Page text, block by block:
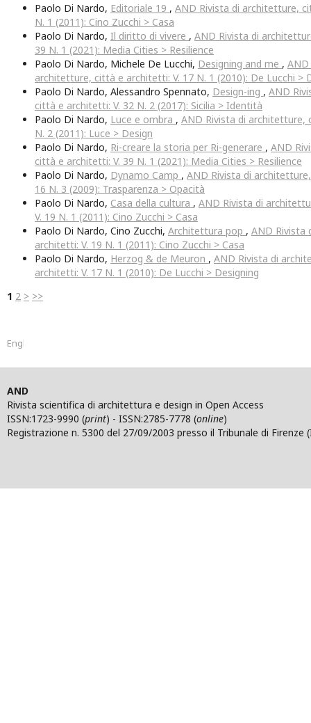
Paolo Di Nardo, Editoriale 19 , AND Rivista di architetture,
N. 1 (2011): Cino Zucchi > Casa
Paolo Di Nardo, Il diritto di vivere , AND Rivista di
39 N. 1 (2021): Media Cities > Resilience
Paolo Di Nardo, Michele De Lucchi, Designing and me ,
architetture, città e architetti: V. 17 N. 1 (2010): De Lucchi >
Paolo Di Nardo, Alessandro Spennato, Design-ing , AND
città e architetti: V. 32 N. 2 (2017): Sicilia > Identità
Paolo Di Nardo, Luce e ombra , AND Rivista di architetture,
N. 2 (2011): Luce > Design
Paolo Di Nardo, Ri-creare la storia per Ri-generare , AND
città e architetti: V. 39 N. 1 (2021): Media Cities > Resilience
Paolo Di Nardo, Dynamo Camp , AND Rivista di
16 N. 3 (2009): Trasparenza > Opacità
Paolo Di Nardo, Casa della cultura , AND Rivista di
V. 19 N. 1 (2011): Cino Zucchi > Casa
Paolo Di Nardo, Cino Zucchi, Architettura pop , AND Rivista
architetti: V. 19 N. 1 (2011): Cino Zucchi > Casa
Paolo Di Nardo, Herzog & de Meuron , AND Rivista di
architetti: V. 17 N. 1 (2010): De Lucchi > Designing
1 2 > >>
English
AND
Rivista scientifica di architettura e design in Open Access
ISSN:1723-9990 (print) - ISSN:2785-7778 (online)
Registrazione n. 5300 del 27/09/2003 presso il Tribunale di Firenze